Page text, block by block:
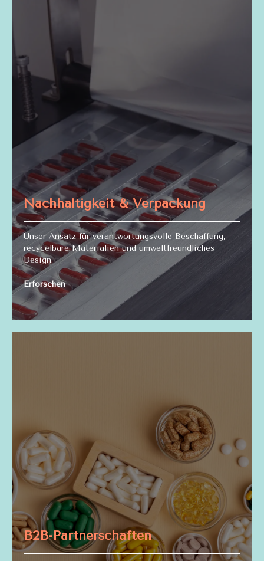
Nachhaltigkeit & Verpackung
Unser Ansatz für verantwortungsvolle Beschaffung,
recycelbare Materialien und umweltfreundliches
Design.
Erforschen
B2B-Partnerschaften